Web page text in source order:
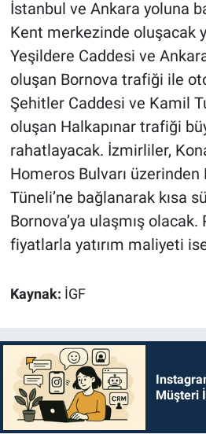
İstanbul ve Ankara yoluna
Kent merkezinde oluşacak
Yeşildere Caddesi ve
oluşan Bornova trafiği ile
Şehitler Caddesi ve Kamil
oluşan Halkapınar trafiği
rahatlayacak. İzmirliler,
Homeros Bulvarı üzerinden
Tüneli’ne bağlanarak kısa
Bornova’ya ulaşmış
fiyatlarla yatırım maliyeti
Kaynak: İGF
Müşteri